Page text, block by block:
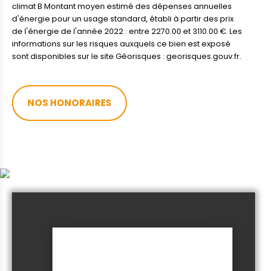
climat B Montant moyen estimé des dépenses annuelles
d'énergie pour un usage standard, établi à partir des prix
de l'énergie de l'année 2022 : entre 2270.00 et 3110.00 €. Les
informations sur les risques auxquels ce bien est exposé
sont disponibles sur le site Géorisques : georisques.gouv.fr.
NOS HONORAIRES